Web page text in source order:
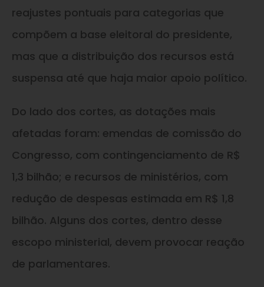
reajustes pontuais para categorias que
compõem a base eleitoral do presidente,
mas que a distribuição dos recursos está
suspensa até que haja maior apoio político.
Do lado dos cortes, as dotações mais
afetadas foram: emendas de comissão do
Congresso, com contingenciamento de R$
1,3 bilhão; e recursos de ministérios, com
redução de despesas estimada em R$ 1,8
bilhão. Alguns dos cortes, dentro desse
escopo ministerial, devem provocar reação
de parlamentares.